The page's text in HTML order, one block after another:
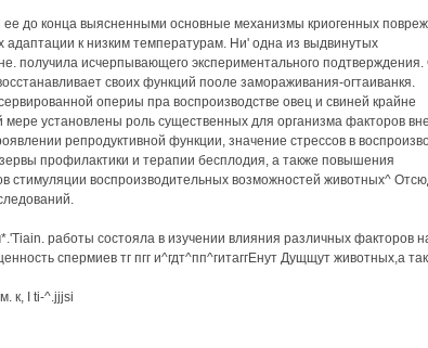
ее до конца выясненными основные механизмы криогенных
адаптации к низким температурам. Ни' одна из выдвинутых
получила исчерпывающего экспериментального подтверждения.
своих функций пооле замораживания-огтаиванкя.
опериы пра воспроизводстве овец и свиней крайне
мере установлены роль существенных для организма факторов
репродуктивной функции, значение стрессов в
профилактики и терапии бесплодия, а также повышения
стимуляции воспроизводительных возможностей животных^
работы состояла в изучении влияния различных факторов
спермиев тг пгг и^гдт^пп^гитаггЕнут Дущщут животных,а
к, I ti-^.jjjsi